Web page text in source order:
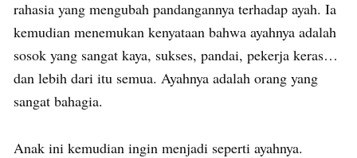
rahasia yang mengubah pandangannya terhadap ayah. Ia
kemudian menemukan kenyataan bahwa ayahnya adalah
sosok yang sangat kaya, sukses, pandai, pekerja keras…
dan lebih dari itu semua. Ayahnya adalah orang yang
sangat bahagia.
Anak ini kemudian ingin menjadi seperti ayahnya.